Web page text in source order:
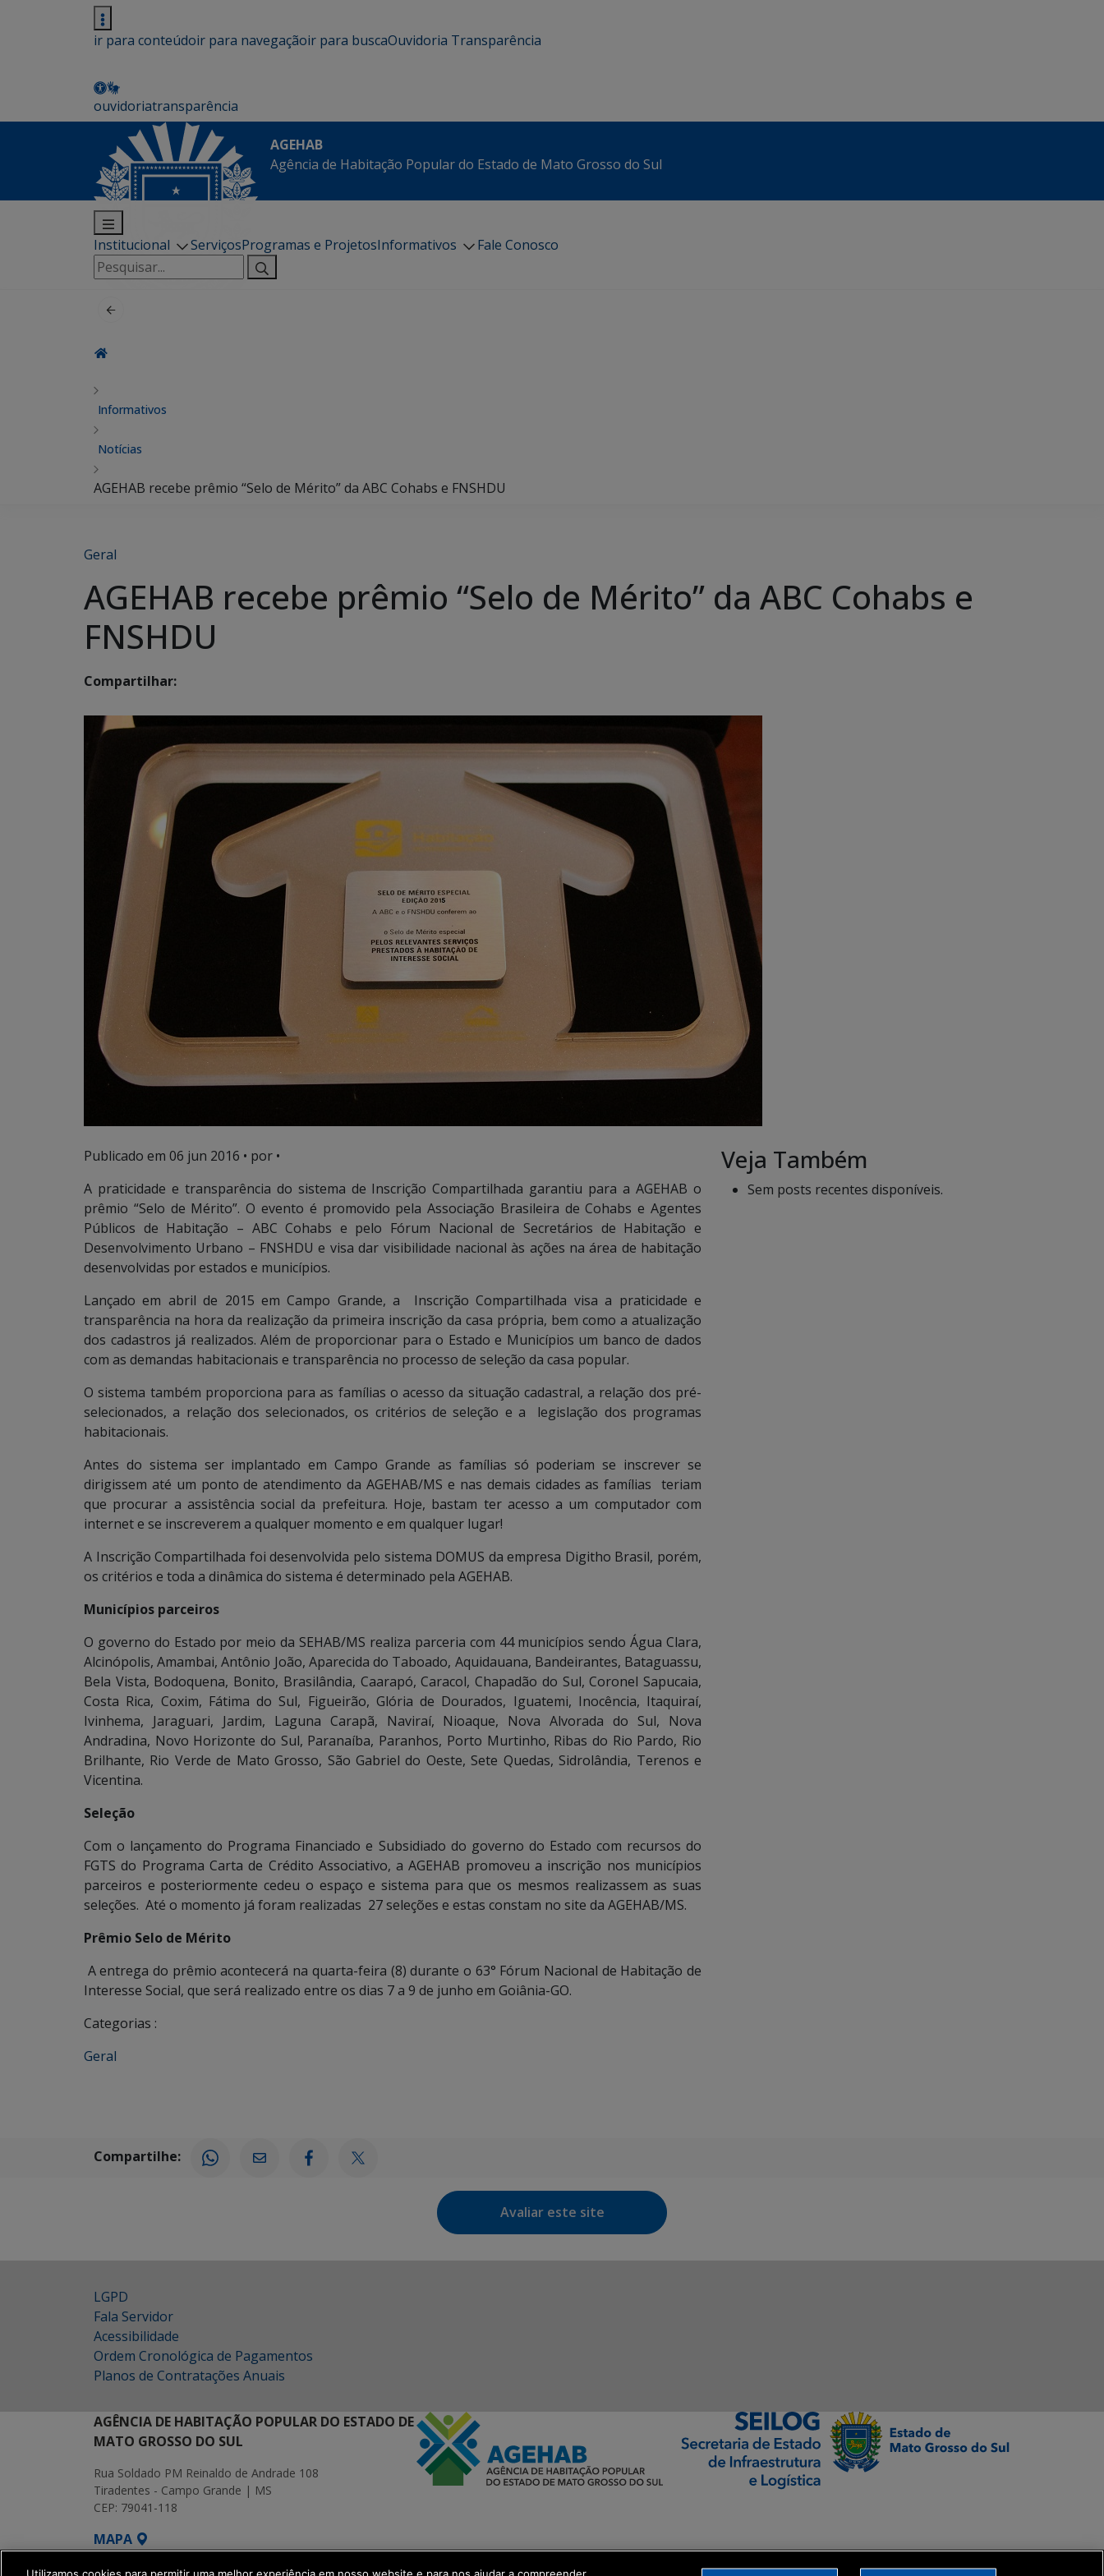
ir para conteúdoir para navegaçãoir para buscaOuvidoria Transparência
ouvidoriatransparência
AGEHAB
Agência de Habitação Popular do Estado de Mato Grosso do Sul
Institucional ServiçosProgramas e ProjetosInformativos
Fale Conosco
Pesquisar
por:
Informativos
Notícias
AGEHAB recebe prêmio “Selo de Mérito” da ABC Cohabs e FNSHDU
Geral
AGEHAB recebe prêmio “Selo de Mérito” da ABC Cohabs e
FNSHDU
Compartilhar:
Publicado em 06 jun 2016 • por •
A praticidade e transparência do sistema de Inscrição Compartilhada garantiu para a AGEHAB o
prêmio “Selo de Mérito”. O evento é promovido pela Associação Brasileira de Cohabs e Agentes
Públicos de Habitação – ABC Cohabs e pelo Fórum Nacional de Secretários de Habitação e
Desenvolvimento Urbano – FNSHDU e visa dar visibilidade nacional às ações na área de habitação
desenvolvidas por estados e municípios.
Lançado em abril de 2015 em Campo Grande, a Inscrição Compartilhada visa a praticidade e
transparência na hora da realização da primeira inscrição da casa própria, bem como a atualização
dos cadastros já realizados. Além de proporcionar para o Estado e Municípios um banco de dados
com as demandas habitacionais e transparência no processo de seleção da casa popular.
O sistema também proporciona para as famílias o acesso da situação cadastral, a relação dos pré-
selecionados, a relação dos selecionados, os critérios de seleção e a legislação dos programas
habitacionais.
Antes do sistema ser implantado em Campo Grande as famílias só poderiam se inscrever se
dirigissem até um ponto de atendimento da AGEHAB/MS e nas demais cidades as famílias teriam
que procurar a assistência social da prefeitura. Hoje, bastam ter acesso a um computador com
internet e se inscreverem a qualquer momento e em qualquer lugar!
A Inscrição Compartilhada foi desenvolvida pelo sistema DOMUS da empresa Digitho Brasil, porém,
os critérios e toda a dinâmica do sistema é determinado pela AGEHAB.
Municípios parceiros
O governo do Estado por meio da SEHAB/MS realiza parceria com 44 municípios sendo Água Clara,
Alcinópolis, Amambai, Antônio João, Aparecida do Taboado, Aquidauana, Bandeirantes, Bataguassu,
Bela Vista, Bodoquena, Bonito, Brasilândia, Caarapó, Caracol, Chapadão do Sul, Coronel Sapucaia,
Costa Rica, Coxim, Fátima do Sul, Figueirão, Glória de Dourados, Iguatemi, Inocência, Itaquiraí,
Ivinhema, Jaraguari, Jardim, Laguna Carapã, Naviraí, Nioaque, Nova Alvorada do Sul, Nova
Andradina, Novo Horizonte do Sul, Paranaíba, Paranhos, Porto Murtinho, Ribas do Rio Pardo, Rio
Brilhante, Rio Verde de Mato Grosso, São Gabriel do Oeste, Sete Quedas, Sidrolândia, Terenos e
Vicentina.
Seleção
Com o lançamento do Programa Financiado e Subsidiado do governo do Estado com recursos do
FGTS do Programa Carta de Crédito Associativo, a AGEHAB promoveu a inscrição nos municípios
parceiros e posteriormente cedeu o espaço e sistema para que os mesmos realizassem as suas
seleções. Até o momento já foram realizadas 27 seleções e estas constam no site da AGEHAB/MS.
Prêmio Selo de Mérito
A entrega do prêmio acontecerá na quarta-feira (8) durante o 63° Fórum Nacional de Habitação de
Interesse Social, que será realizado entre os dias 7 a 9 de junho em Goiânia-GO.
Categorias :
Geral
Veja Também
Sem posts recentes disponíveis.
Compartilhe:
Avaliar este site
LGPD
Fala Servidor
Acessibilidade
Ordem Cronológica de Pagamentos
Planos de Contratações Anuais
AGÊNCIA DE HABITAÇÃO POPULAR DO ESTADO DE
MATO GROSSO DO SUL
Rua Soldado PM Reinaldo de Andrade 108
Tiradentes - Campo Grande | MS
CEP: 79041-118
MAPA
SETDIG | Secretaria-Executiva de Transformação Digital